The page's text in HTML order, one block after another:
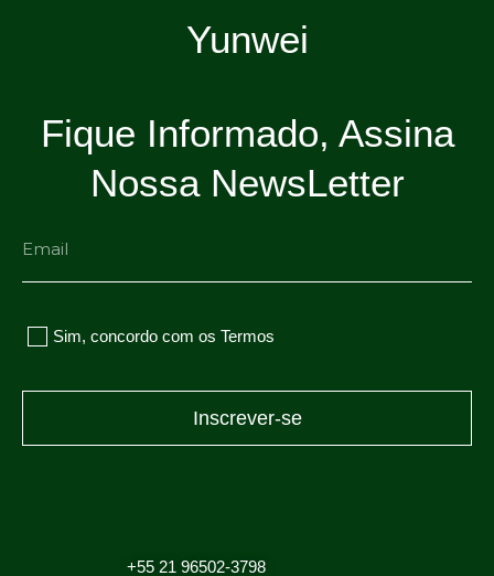
Yunwei
Fique Informado, Assina
Nossa NewsLetter
Sim, concordo com os Termos
Inscrever-se
+55 21 96502-3798